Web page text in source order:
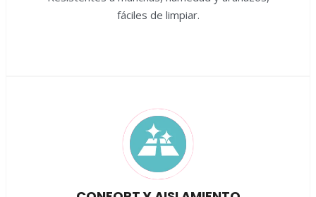
fáciles de limpiar.